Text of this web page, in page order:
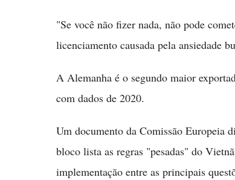
"Se você não fizer nada, não pode
licenciamento causada pela ansiedade
A Alemanha é o segundo maior
com dados de 2020.
Um documento da Comissão Europeia
bloco lista as regras "pesadas" do
implementação entre as principais